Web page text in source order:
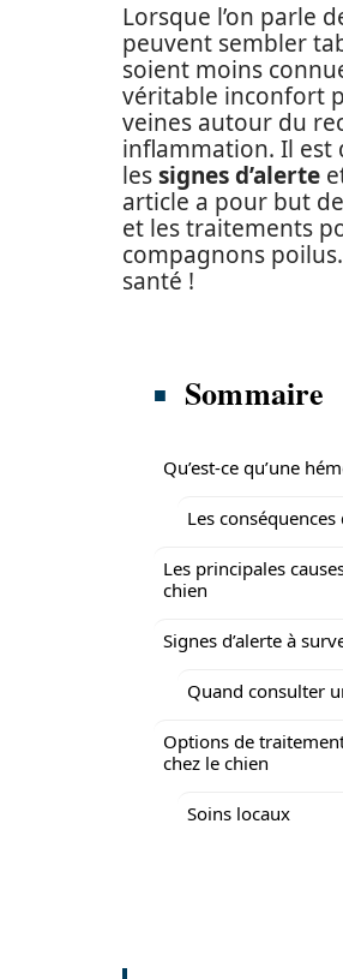
Lorsque l’on parle
peuvent sembler
soient moins
véritable inconfort
veines autour du
inflammation. Il est
lessignes d’alerte
article a pour but
et les traitements
compagnons
santé !
Sommaire
Qu’est-ce qu’une
Les
Les principales
chien
Signes d’alerte à
Quand consulter
Options de
chez le chien
Soins locaux